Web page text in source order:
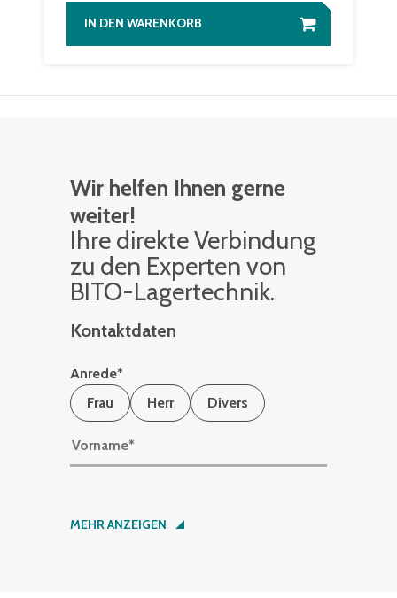
IN DEN WARENKORB
Wir helfen Ihnen gerne
weiter!
Ihre di­rek­te Ver­bin­dung
zu den Ex­per­ten von
BITO-La­ger­tech­nik.
Kontaktdaten
Anrede*
Frau
Herr Divers
Vorname*
Nachname*
MEHR ANZEIGEN